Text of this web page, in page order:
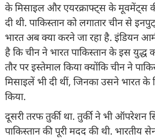
के मिसाइल और एयरक्राफ्ट्स के मूवमेंट्स
दी थी. पाकिस्तान को लगातार चीन से
भारत अब क्या करने जा रहा है. इंडियन
है कि चीन ने भारत पाकिस्तान के इस युद्ध
तौर पर इस्तेमाल किया क्योंकि चीन ने
मिसाइलें भी दी थीं, जिनका उसने भारत
किया.
दूसरी तरफ तुर्की था. तुर्की ने भी ऑपरेशन
पाकिस्तान की पूरी मदद की थी. भारतीय